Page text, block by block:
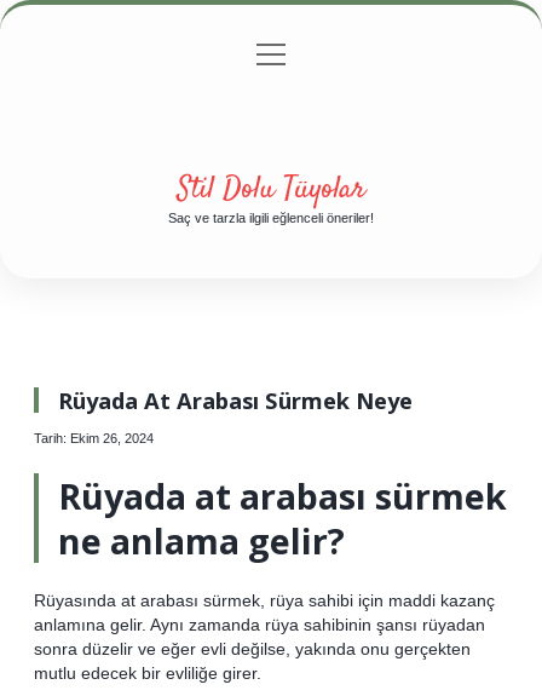
Gizlilik Politikası
menüyü
aç
Stil Dolu Tüyolar
Saç ve tarzla ilgili eğlenceli öneriler!
Rüyada At Arabası Sürmek Neye
Tarih: Ekim 26, 2024
Rüyada at arabası sürmek
ne anlama gelir?
Rüyasında at arabası sürmek, rüya sahibi için maddi kazanç
anlamına gelir. Aynı zamanda rüya sahibinin şansı rüyadan
sonra düzelir ve eğer evli değilse, yakında onu gerçekten
mutlu edecek bir evliliğe girer.